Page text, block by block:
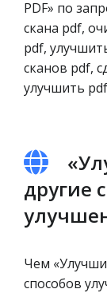
PDF» по
скана pdf,
pdf,
сканов pdf,
улучшить
другие
Чем
способов